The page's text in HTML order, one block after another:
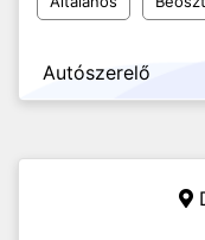
Autószerelő